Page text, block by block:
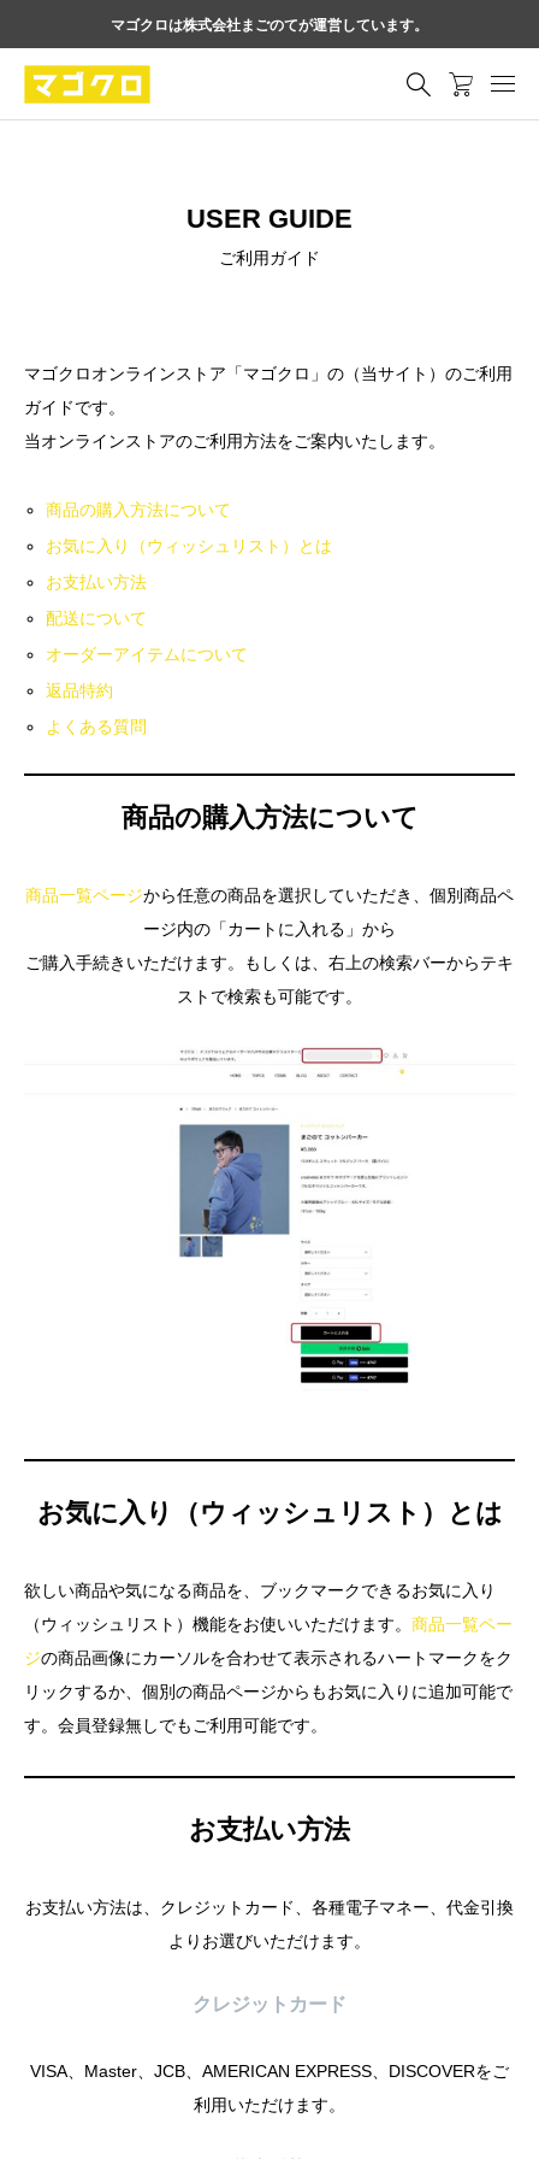
マゴクロは株式会社まごのてが運営しています。
USER GUIDE
ご利用ガイド
マゴクロオンラインストア「マゴクロ」の（当サイト）のご利用
ガイドです。
当オンラインストアのご利用方法をご案内いたします。
商品の購入方法について
お気に入り（ウィッシュリスト）とは
お支払い方法
配送について
オーダーアイテムについて
返品特約
よくある質問
商品の購入方法について
商品一覧ページから任意の商品を選択していただき、個別商品ペ
ージ内の「カートに入れる」から
ご購入手続きいただけます。もしくは、右上の検索バーからテキ
ストで検索も可能です。
お気に入り（ウィッシュリスト）とは
欲しい商品や気になる商品を、ブックマークできるお気に入り
（ウィッシュリスト）機能をお使いいただけます。 商品一覧ペー
ジの商品画像にカーソルを合わせて表示されるハートマークをク
リックするか、個別の商品ページからもお気に入りに追加可能で
す。会員登録無しでもご利用可能です。
お支払い方法
お支払い方法は、クレジットカード、各種電子マネー、代金引換
よりお選びいただけます。
クレジットカード
VISA、Master、JCB、AMERICAN EXPRESS、DISCOVERをご
利用いただけます。